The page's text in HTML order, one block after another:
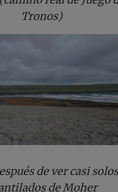
Tronos)
de ver casi
de Moher